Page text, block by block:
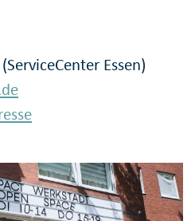
Essen)